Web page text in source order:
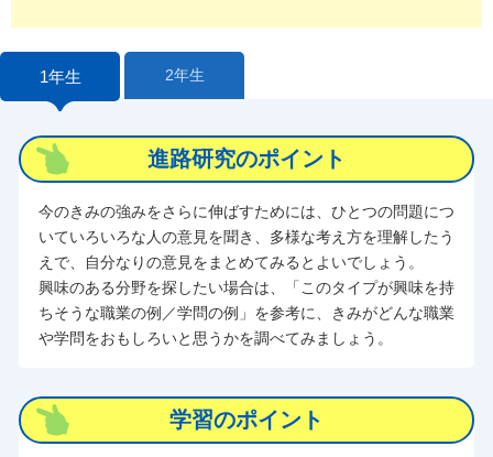
1年生 2年生
進路研究のポイント
今のきみの強みをさらに伸ばすためには、ひとつの問題につ
いていろいろな人の意見を聞き、多様な考え方を理解したう
えで、自分なりの意見をまとめてみるとよいでしょう。
興味のある分野を探したい場合は、「このタイプが興味を持
ちそうな職業の例／学問の例」を参考に、きみがどんな職業
や学問をおもしろいと思うかを調べてみましょう。
学習のポイント